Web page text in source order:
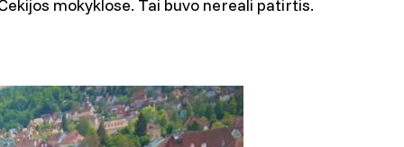
mokyklose. Tai buvo nereali patirtis.